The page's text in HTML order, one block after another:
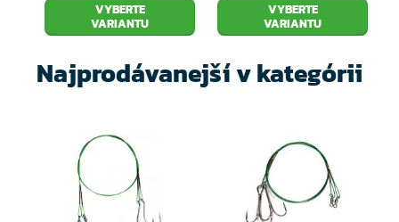
VYBERTE
VARIANTU
VYBERTE
VARIANTU
Najprodávanejší v kategórii